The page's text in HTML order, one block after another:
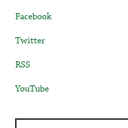
Facebook
Twitter
RSS
YouTube